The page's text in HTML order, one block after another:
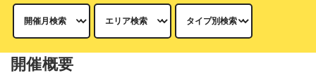
開催概要